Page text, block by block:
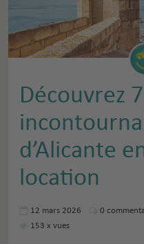
Découvrez
d’Alicante
location
12 mars 2026 0
153 x vues